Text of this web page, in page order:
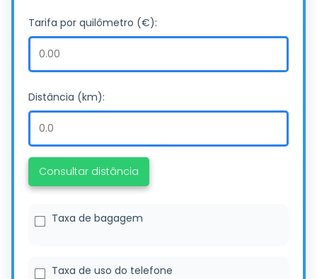
Tarifa por quilômetro (€):
Distância (km):
Consultar distância
Taxa de bagagem
Taxa de uso do telefone